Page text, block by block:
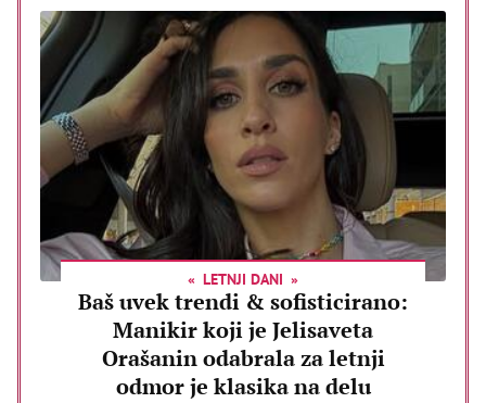
LETNJI DANI
Baš uvek trendi & sofisticirano:
Manikir koji je Jelisaveta
Orašanin odabrala za letnji
odmor je klasika na delu